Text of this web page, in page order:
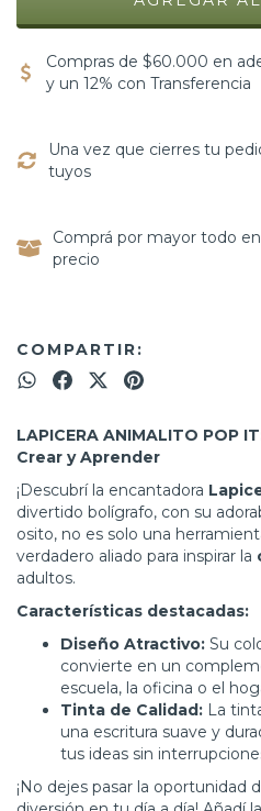
Compras de $60.000 en
y un 12% con Transferencia
Una vez que cierres tu
tuyos
Comprá por mayor todo
precio
COMPARTIR:
LAPICERA ANIMALITO POP
Crear y Aprender
¡Descubrí la encantadora
divertido bolígrafo, con su
osito, no es solo una
verdadero aliado para inspirar la
adultos.
Características destacadas:
Diseño Atractivo: Su
convierte en un
escuela, la oficina o el
Tinta de Calidad: La
una escritura suave y
tus ideas sin
¡No dejes pasar la oportunidad